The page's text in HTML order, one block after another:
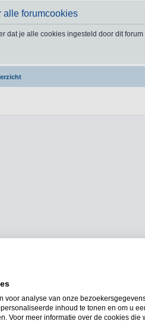
voor analyse van onze
inhoud te tonen en om u
Voor meer informatie over de cookies die
alle forumcookies
dat je alle cookies ingesteld door dit